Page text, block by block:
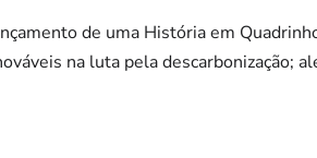
de uma História em
na luta pela descarbonização;